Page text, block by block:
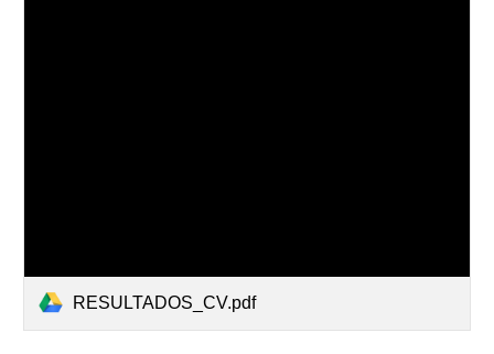
RESULTADOS_CV.pdf